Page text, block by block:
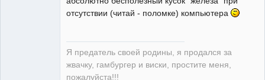
отсутствии (читай - поломке) компьютера
Я предатель своей родины, я продался за
жвачку, гамбургер и виски, простите меня,
пожалуйста!!!